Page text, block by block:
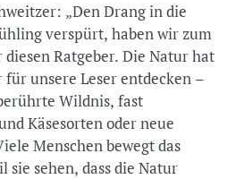
„Den Drang in die
verspürt, haben wir zum
Ratgeber. Die Natur hat
unsere Leser entdecken –
Wildnis, fast
Käsesorten oder neue
Menschen bewegt das
sie sehen, dass die Natur